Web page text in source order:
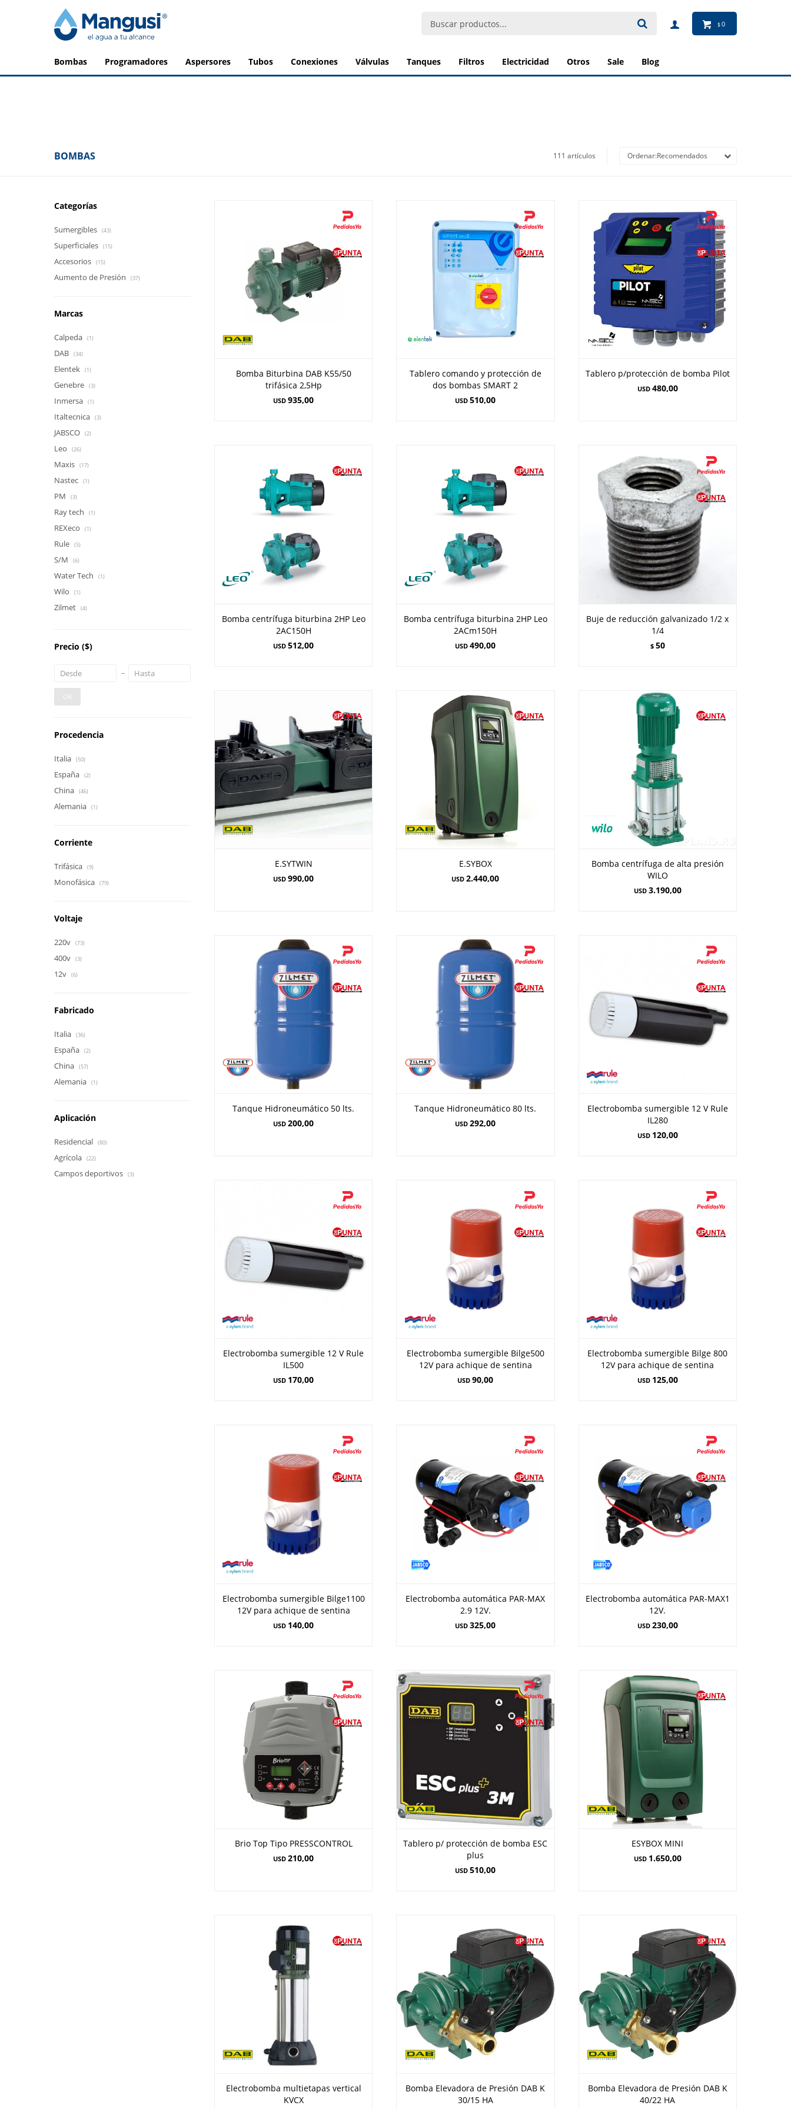
bombas programadores aspersores tubos conexiones válvulas tanques filtros electricidad otros sale blog
$0
BOMBAS 111 artículos Recomendados
Bomba Biturbina DAB K55/50
trifásica 2,5Hp
USD 935,00
Tablero comando y protección de
dos bombas SMART 2
USD 510,00
Tablero p/protección de bomba Pilot
USD 480,00
Bomba centrífuga biturbina 2HP Leo
2AC150H
USD 512,00
Bomba centrífuga biturbina 2HP Leo
2ACm150H
USD 490,00
Buje de reducción galvanizado 1/2 x
1/4
$ 50
E.SYTWIN
USD 990,00
E.SYBOX
USD 2.440,00
Bomba centrífuga de alta presión
WILO
USD 3.190,00
Tanque Hidroneumático 50 lts.
USD 200,00
Tanque Hidroneumático 80 lts.
USD 292,00
Electrobomba sumergible 12 V Rule
IL280
USD 120,00
Electrobomba sumergible 12 V Rule
IL500
USD 170,00
Electrobomba sumergible Bilge500
12V para achique de sentina
USD 90,00
Electrobomba sumergible Bilge 800
12V para achique de sentina
USD 125,00
Electrobomba sumergible Bilge1100
12V para achique de sentina
USD 140,00
Electrobomba automática PAR-MAX
2.9 12V.
USD 325,00
Electrobomba automática PAR-MAX1
12V.
USD 230,00
Brio Top Tipo PRESSCONTROL
USD 210,00
Tablero p/ protección de bomba ESC
plus
USD 510,00
ESYBOX MINI
USD 1.650,00
Electrobomba multietapas vertical
KVCX
Bomba Elevadora de Presión DAB K
30/15 HA
Bomba Elevadora de Presión DAB K
40/22 HA
Categorías
Sumergibles (43)
Superficiales (15)
Accesorios (15)
Aumento de Presión (37)
Marcas
Calpeda (1)
DAB (34)
Elentek (1)
Genebre (3)
Inmersa (1)
Italtecnica (3)
JABSCO (2)
Leo (26)
Maxis (17)
Nastec (1)
PM (3)
Ray tech (1)
REXeco (1)
Rule (5)
S/M (6)
Water Tech (1)
Wilo (1)
Zilmet (4)
Precio ($)
OK
Procedencia
Italia (50)
España (2)
China (46)
Alemania (1)
Corriente
Trifásica (9)
Monofásica (79)
Voltaje
220v (73)
400v (3)
12v (6)
Fabricado
Italia (36)
España (2)
China (57)
Alemania (1)
Aplicación
Residencial (80)
Agrícola (22)
Campos deportivos (3)